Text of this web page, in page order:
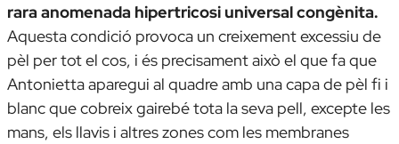
rara anomenada hipertricosi universal congènita.
Aquesta condició provoca un creixement excessiu de
pèl per tot el cos, i és precisament això el que fa que
Antonietta aparegui al quadre amb una capa de pèl fi i
blanc que cobreix gairebé tota la seva pell, excepte les
mans, els llavis i altres zones com les membranes